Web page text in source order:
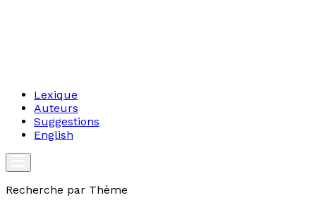
Lexique
Auteurs
Suggestions
English
Recherche par Thème